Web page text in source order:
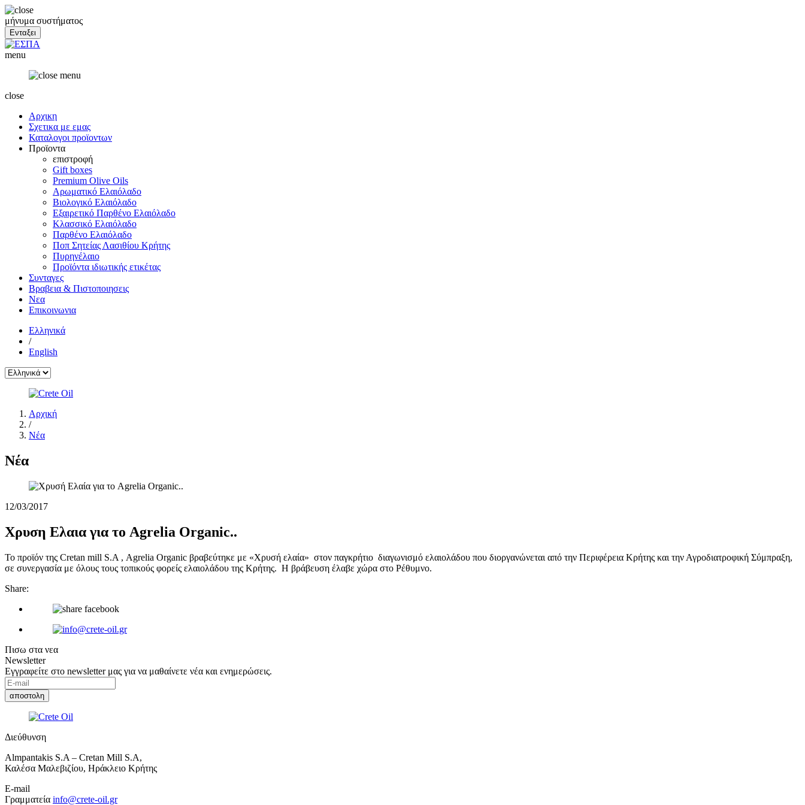
μήνυμα συστήματος
menu
close
Αρχικη
Σχετικα με εμας
Καταλογοι προϊοντων
Προϊοντα
επιστροφή
Gift boxes
Premium Olive Oils
Αρωματικό Ελαιόλαδο
Βιολογικό Ελαιόλαδο
Εξαιρετικό Παρθένο Ελαιόλαδο
Κλασσικό Ελαιόλαδο
Παρθένο Ελαιόλαδο
Ποπ Σητείας Λασιθίου Κρήτης
Πυρηνέλαιο
Προϊόντα ιδιωτικής ετικέτας
Συνταγες
Βραβεια & Πιστοποιησεις
Νεα
Επικοινωνια
Ελληνικά
/
English
Αρχική
/
Νέα
Νέα
12/03/2017
Χρυση Ελαια για το Agrelia Organic..
Το προϊόν της Cretan mill S.Α , Agrelia Οrganic βραβεύτηκε με «Χρυσή ελαία» στον παγκρήτιο διαγωνισμό ελαιολάδου που διοργανώνεται από την Περιφέρεια Κρήτης και την Αγροδιατροφική Σύμπραξη,
σε συνεργασία με όλους τους τοπικούς φορείς ελαιολάδου της Κρήτης. H βράβευση έλαβε χώρα στο Ρέθυμνο.
Share:
Πισω στα νεα
Newsletter
Εγγραφείτε στο newsletter μας για να μαθαίνετε νέα και ενημερώσεις.
Διεύθυνση
Almpantakis S.A – Cretan Mill S.A,
Καλέσα Μαλεβιζίου, Ηράκλειο Κρήτης
E-mail
Γραμματεία info@crete-oil.gr